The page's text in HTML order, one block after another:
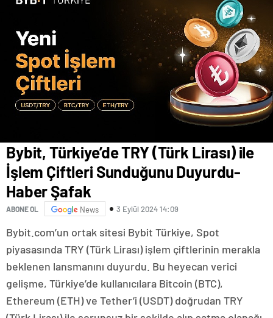
Bybit, Türkiye’de TRY (Türk Lirası) ile
İşlem Çiftleri Sunduğunu Duyurdu-
Haber Şafak
ABONE OL News 3 Eylül 2024 14:09
Bybit.com’un ortak sitesi Bybit Türkiye, Spot
piyasasında TRY (Türk Lirası) işlem çiftlerinin merakla
beklenen lansmanını duyurdu. Bu heyecan verici
gelişme, Türkiye’de kullanıcılara Bitcoin (BTC),
Ethereum (ETH) ve Tether’i (USDT) doğrudan TRY